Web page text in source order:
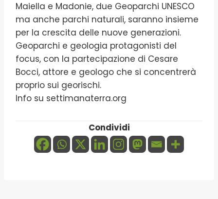
Maiella e Madonie, due Geoparchi UNESCO
ma anche parchi naturali, saranno insieme
per la crescita delle nuove generazioni.
Geoparchi e geologia protagonisti del
focus, con la partecipazione di Cesare
Bocci, attore e geologo che si concentrerà
proprio sui georischi.
Info su settimanaterra.org
Condividi